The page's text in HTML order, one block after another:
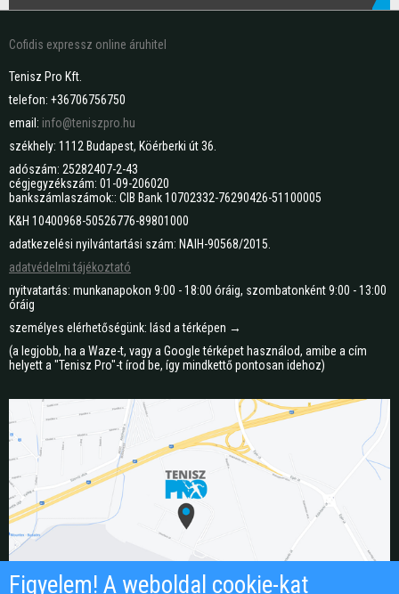
Cofidis expressz online áruhitel
Tenisz Pro Kft.
telefon: +36706756750
email: info@teniszpro.hu
székhely: 1112 Budapest, Köérberki út 36.
adószám: 25282407-2-43
cégjegyzékszám: 01-09-206020
bankszámlaszámok:: CIB Bank 10702332-76290426-51100005
K&H 10400968-50526776-89801000
adatkezelési nyilvántartási szám: NAIH-90568/2015.
adatvédelmi tájékoztató
nyitvatartás: munkanapokon 9:00 - 18:00 óráig, szombatonként 9:00 - 13:00
óráig
személyes elérhetőségünk: lásd a térképen →
(a legjobb, ha a Waze-t, vagy a Google térképet használod, amibe a cím
helyett a "Tenisz Pro"-t írod be, így mindkettő pontosan idehoz)
Figyelem! A weboldal cookie-kat